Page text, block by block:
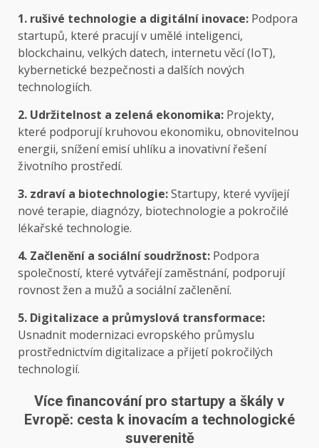
1. rušivé technologie a digitální inovace: Podpora
startupů, které pracují v umělé inteligenci,
blockchainu, velkých datech, internetu věcí (IoT),
kybernetické bezpečnosti a dalších nových
technologiích.
2. Udržitelnost a zelená ekonomika: Projekty,
které podporují kruhovou ekonomiku, obnovitelnou
energii, snížení emisí uhlíku a inovativní řešení
životního prostředí.
3. zdraví a biotechnologie:Startupy, které vyvíjejí
nové terapie, diagnózy, biotechnologie a pokročilé
lékařské technologie.
4. Začlenění a sociální soudržnost: Podpora
společností, které vytvářejí zaměstnání, podporují
rovnost žen a mužů a sociální začlenění.
5. Digitalizace a průmyslová transformace:
Usnadnit modernizaci evropského průmyslu
prostřednictvím digitalizace a přijetí pokročilých
technologií.
Více financování pro startupy a škály v
Evropě: cesta k inovacím a technologické
suverenitě